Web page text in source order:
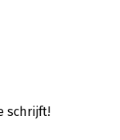
leven en
spelen. Zijn
de diepte in
persoonlijke
schrijft!